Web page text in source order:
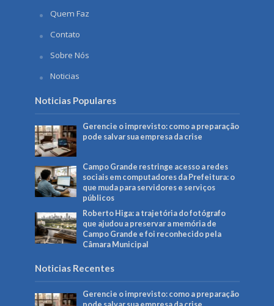
Quem Faz
Contato
Sobre Nós
Noticias
Noticias Populares
Gerencie o imprevisto: como a preparação
pode salvar sua empresa da crise
Campo Grande restringe acesso a redes
sociais em computadores da Prefeitura: o
que muda para servidores e serviços
públicos
Roberto Higa: a trajetória do fotógrafo
que ajudou a preservar a memória de
Campo Grande e foi reconhecido pela
Câmara Municipal
Noticias Recentes
Gerencie o imprevisto: como a preparação